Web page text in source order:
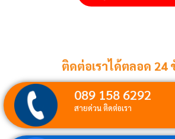
ติดต่อเราได้ตลอด 24
089 158 6292
สายด่วน ติดต่อเรา